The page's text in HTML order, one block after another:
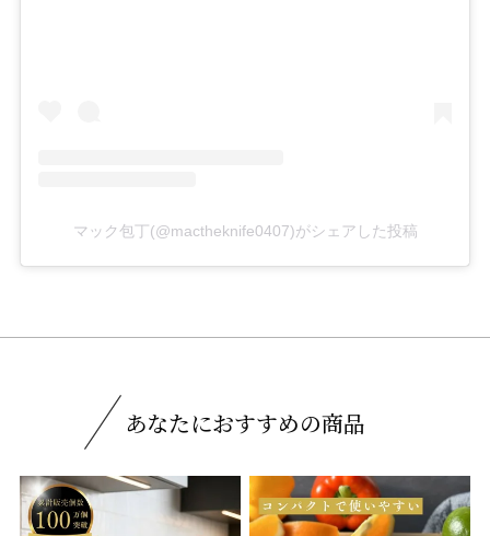
マック包丁(@mactheknife0407)がシェアした投稿
あなたにおすすめの商品